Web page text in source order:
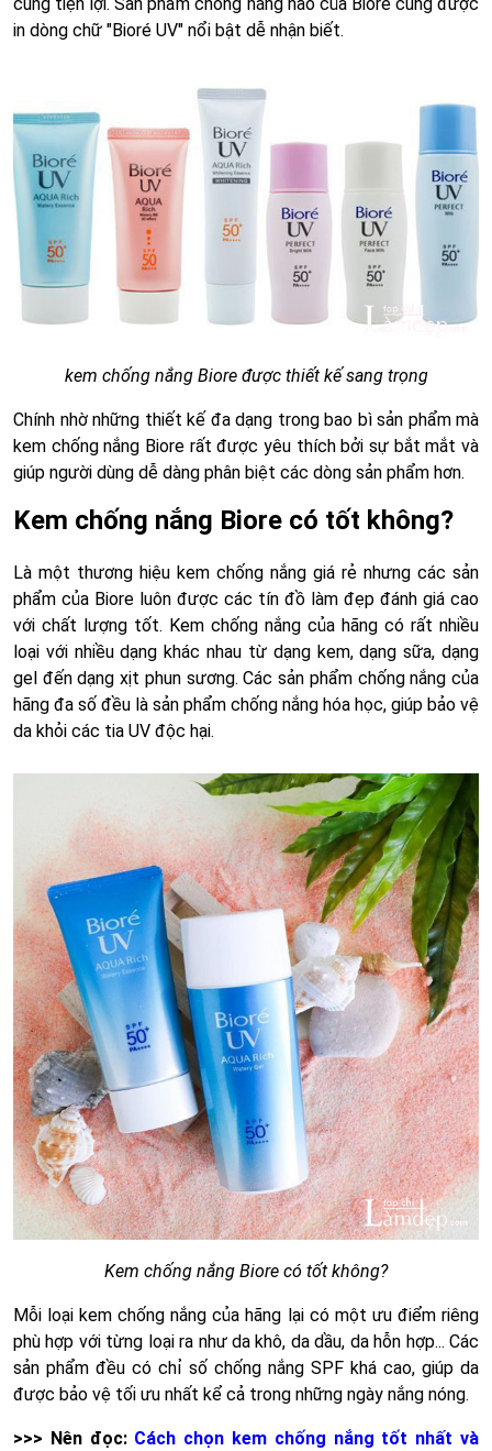
in dòng chữ "Bioré UV" nổi bật dễ nhận biết.
kem chống nắng Biore được thiết kế sang trọng
Chính nhờ những thiết kế đa dạng trong bao bì sản phẩm mà
kem chống nắng Biore rất được yêu thích bởi sự bắt mắt và
giúp người dùng dễ dàng phân biệt các dòng sản phẩm hơn.
Kem chống nắng Biore có tốt không?
Là một thương hiệu kem chống nắng giá rẻ nhưng các sản
phẩm của Biore luôn được các tín đồ làm đẹp đánh giá cao
với chất lượng tốt. Kem chống nắng của hãng có rất nhiều
loại với nhiều dạng khác nhau từ dạng kem, dạng sữa, dạng
gel đến dạng xịt phun sương. Các sản phẩm chống nắng của
hãng đa số đều là sản phẩm chống nắng hóa học, giúp bảo vệ
da khỏi các tia UV độc hại.
Kem chống nắng Biore có tốt không?
Mỗi loại kem chống nắng của hãng lại có một ưu điểm riêng
phù hợp với từng loại ra như da khô, da dầu, da hỗn hợp... Các
sản phẩm đều có chỉ số chống nắng SPF khá cao, giúp da
được bảo vệ tối ưu nhất kể cả trong những ngày nắng nóng.
>>> Nên đọc: Cách chọn kem chống nắng tốt nhất và